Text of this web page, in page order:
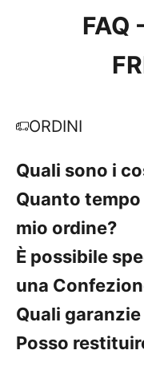
FAQ
ORDINI
Quali sono i
Quanto
mio ordine?
È possibile
una
Quali
Posso